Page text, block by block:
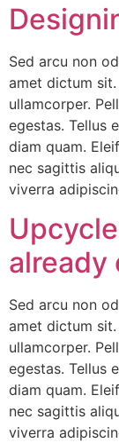
Sed arcu non
amet dictum
ullamcorper.
egestas. Tellus
diam quam.
nec sagittis
viverra
already
Sed arcu non
amet dictum
ullamcorper.
egestas. Tellus
diam quam.
nec sagittis
viverra